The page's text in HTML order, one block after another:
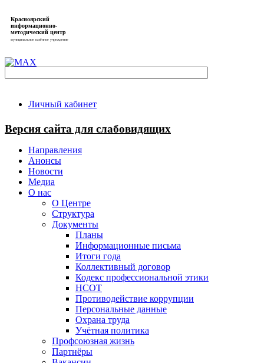
Красноярский
информационно-
методический центр
муниципальное казённое учреждение
Личный кабинет
Версия сайта для слабовидящих
Направления
Анонсы
Новости
Медиа
О нас
О Центре
Структура
Документы
Планы
Информационные письма
Итоги года
Коллективный договор
Кодекс профессиональной этики
НСОТ
Противодействие коррупции
Персональные данные
Охрана труда
Учётная политика
Профсоюзная жизнь
Партнёры